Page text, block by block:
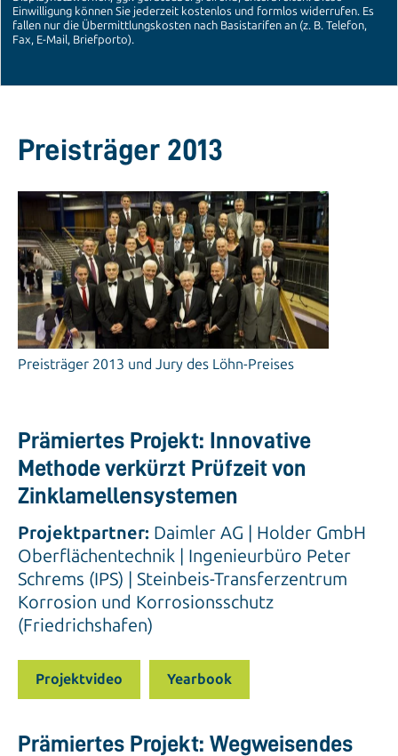
Preisträger 2013
Preisträger 2013 und Jury des Löhn-Preises
Prämiertes Projekt: Innovative
Methode verkürzt Prüfzeit von
Zinklamellensystemen
Projektpartner: Daimler AG | Holder GmbH
Oberflächentechnik | Ingenieurbüro Peter
Schrems (IPS) | Steinbeis-Transferzentrum
Korrosion und Korrosionsschutz
(Friedrichshafen)
Projektvideo Yearbook
Prämiertes Projekt: Wegweisendes